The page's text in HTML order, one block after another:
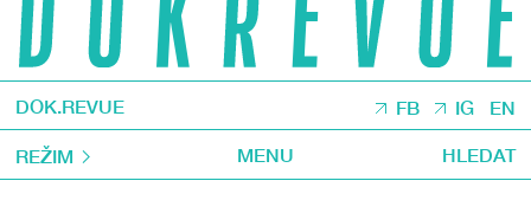
DOK.REVUE FB IG EN
REŽIM MENU HLEDAT